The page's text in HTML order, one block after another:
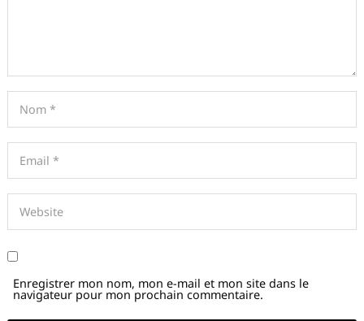
Enregistrer mon nom, mon e-mail et mon site dans le
navigateur pour mon prochain commentaire.